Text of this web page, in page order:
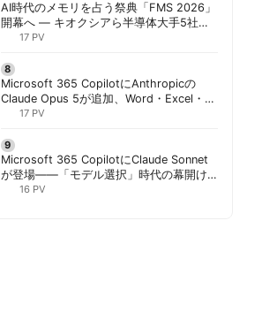
AI時代のメモリを占う祭典「FMS 2026」
開幕へ ― キオクシアら半導体大手5社が
基調講演に集結 | 胡田昌彦
17 PV
Microsoft 365 CopilotにAnthropicの
Claude Opus 5が追加、Word・Excel・
PowerPointで選択可能に | 胡田昌彦
17 PV
Microsoft 365 CopilotにClaude Sonnet
が登場——「モデル選択」時代の幕開け
と管理者が知るべき注意点 | 胡田昌彦
16 PV